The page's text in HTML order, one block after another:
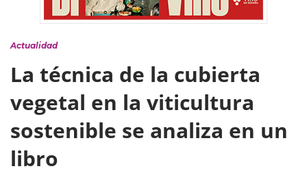
Actualidad
La técnica de la cubierta
vegetal en la viticultura
sostenible se analiza en un
libro